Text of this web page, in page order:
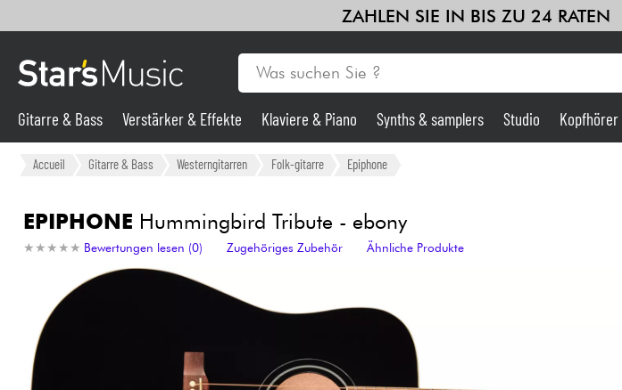
ZAHLEN SIE IN BIS ZU 24 RATEN
Gitarre & Bass
Synths & samplers
Violinen & Quartett
Gitarre & Bass Verstärker & Effekte Klaviere & Piano Synths & samplers Studio Kopfhörer
Accueil Gitarre & Bass Westerngitarren Folk-gitarre Epiphone
EPIPHONE Hummingbird Tribute - ebony
★ ★ ★ ★ ★
★ ★ ★ ★ ★ Bewertungen lesen (0) Zugehöriges Zubehör Ähnliche Produkte